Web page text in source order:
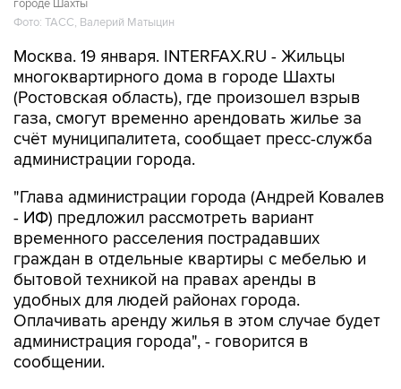
городе Шахты
Фото: ТАСС, Валерий Матыцин
Москва. 19 января. INTERFAX.RU - Жильцы
многоквартирного дома в городе Шахты
(Ростовская область), где произошел взрыв
газа, смогут временно арендовать жилье за
счёт муниципалитета, сообщает пресс-служба
администрации города.
"Глава администрации города (Андрей Ковалев
- ИФ) предложил рассмотреть вариант
временного расселения пострадавших
граждан в отдельные квартиры с мебелью и
бытовой техникой на правах аренды в
удобных для людей районах города.
Оплачивать аренду жилья в этом случае будет
администрация города", - говорится в
сообщении.